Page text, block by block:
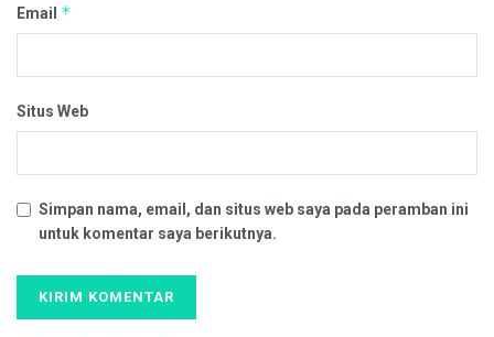
Email *
Situs Web
Simpan nama, email, dan situs web saya pada peramban ini
untuk komentar saya berikutnya.